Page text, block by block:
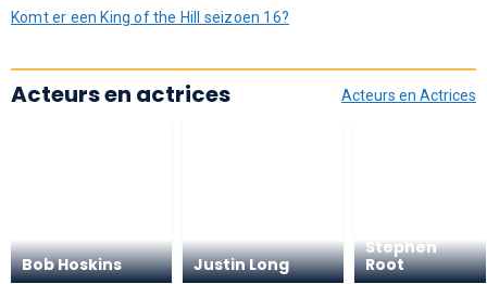
Komt er een King of the Hill seizoen 16?
Acteurs en Actrices
Acteurs en actrices
Bob Hoskins Justin Long
Stephen
Root